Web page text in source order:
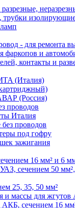
трубки
- для ремонта
фаркопов и
контакты и
(Италия)
(Россия)
проводов
Италия
проводов
под гофру
зажигания
16 мм² и 6
сечением 50
25, 35, 50 мм²
и массы для
АКБ, сечением 16